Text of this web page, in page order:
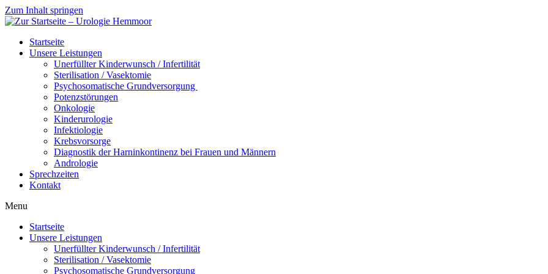
Zum Inhalt springen
Startseite
Unsere Leistungen
Unerfüllter Kinderwunsch / Infertilität
Sterilisation / Vasektomie
Psychosomatische Grundversorgung
Potenzstörungen
Onkologie
Kinderurologie
Infektiologie
Krebsvorsorge
Diagnostik der Harninkontinenz bei Frauen und Männern
Andrologie
Sprechzeiten
Kontakt
Menu
Startseite
Unsere Leistungen
Unerfüllter Kinderwunsch / Infertilität
Sterilisation / Vasektomie
Psychosomatische Grundversorgung